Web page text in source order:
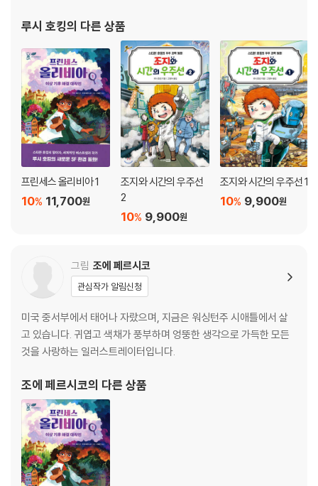
루시 호킹의 다른 상품
프린세스 올리비아 1
11,700원
10%
조지와 시간의 우주선
2
9,900원
10%
조지와 시간의 우주선 1
9,900원
10%
그림 조에 페르시코
관심작가 알림신청
미국 중서부에서 태어나 자랐으며, 지금은 워싱턴주 시애틀에서 살
고 있습니다. 귀엽고 색채가 풍부하며 엉뚱한 생각으로 가득한 모든
것을 사랑하는 일러스트레이터입니다.
조에 페르시코의 다른 상품